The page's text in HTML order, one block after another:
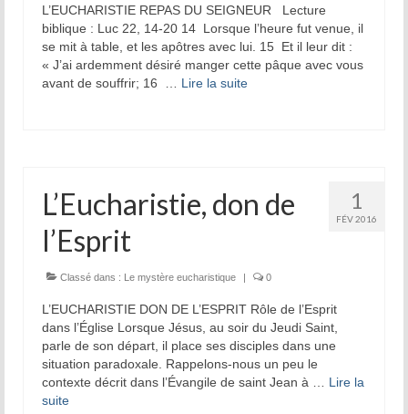
L’EUCHARISTIE REPAS DU SEIGNEUR Lecture
biblique : Luc 22, 14-20 14 Lorsque l’heure fut venue, il
se mit à table, et les apôtres avec lui. 15 Et il leur dit :
« J’ai ardemment désiré manger cette pâque avec vous
avant de souffrir; 16 … Lire la suite­­
1
FÉV 2016
L’Eucharistie, don de
l’Esprit
Classé dans : Le mystère eucharistique 0
L’EUCHARISTIE DON DE L’ESPRIT Rôle de l’Esprit
dans l’Église Lorsque Jésus, au soir du Jeudi Saint,
parle de son départ, il place ses disciples dans une
situation paradoxale. Rappelons-nous un peu le
contexte décrit dans l’Évangile de saint Jean à … Lire la
suite­­